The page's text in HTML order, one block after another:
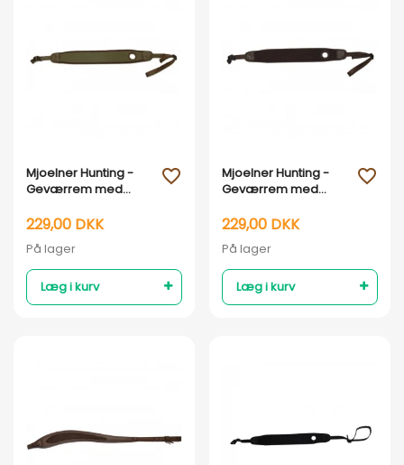
Vis her
Mjoelner Hunting -
Geværrem med
229,00 DKK
På lager
Læg i kurv
favorite_outline
Vis her
Mjoelner Hunting -
Geværrem med
229,00 DKK
På lager
Læg i kurv
favorite_outline